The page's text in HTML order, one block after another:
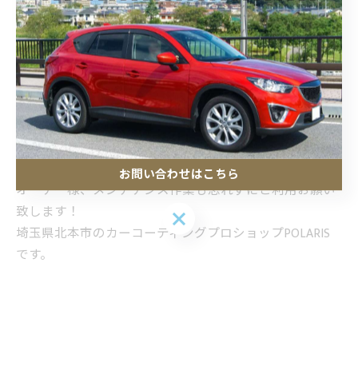
施工内容 L2サイズ Bプラン
・ボディのガラスコーティング施工
・ホイールコーティング
・全面のプレミアム窓撥水
・カーフィルム
リア、フロントガラス、運転席・助手席、ルーフ
オーナー様、メンテナンス作業も忘れずにご利用お願い
致します！
埼玉県北本市のカーコーティングプロショップPOLARIS
です。
お問い合わせはこちら
お問い合わせはこちら